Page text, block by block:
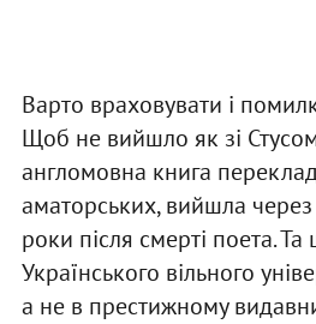
Варто враховувати і
Щоб не вийшло як зі
англомовна книга
аматорських, вийшла
роки після смерті поета.
Українського вільного
а не в престижному